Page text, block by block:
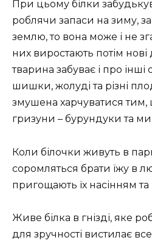
При цьому білки
роблячи запаси на зиму,
землю, то вона може і не
них виростають потім
тварина забуває і про інші
шишки, жолуді та різні
змушена харчуватися тим,
гризуни – бурундуки та
Коли білочки живуть в
соромляться брати їжу в
пригощають їх насінням
Живе білка в гнізді, яке
для зручності вистилає